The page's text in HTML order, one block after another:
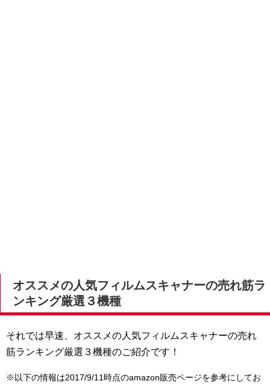
オススメの人気フィルムスキャナーの売れ筋ラ
ンキング厳選３機種
それでは早速、オススメの人気フィルムスキャナーの売れ
筋ランキング厳選３機種のご紹介です！
※以下の情報は2017/9/11時点のamazon販売ページを参考にしてお